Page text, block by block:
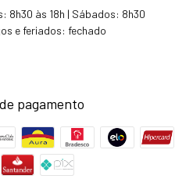
8h30 às 18h | Sábados: 8h30
e feriados: fechado
pagamento